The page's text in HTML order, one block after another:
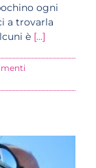
ogni
a trovarla
è [...]